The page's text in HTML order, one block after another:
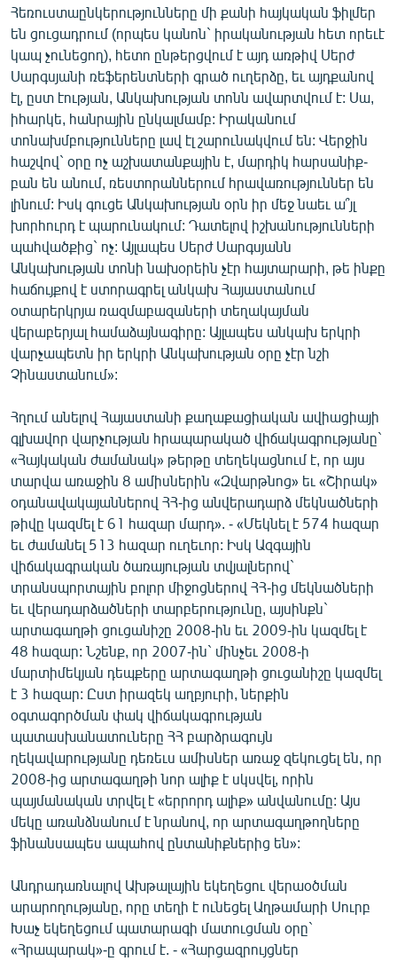
«Ազատության» բոլոր կայքերը
Հեռուստաընկերությունները մի քանի հայկական ֆիլմեր
են ցուցադրում (որպես կանոն` իրականության հետ որեւէ
կապ չունեցող), հետո ընթերցվում է այդ առթիվ Սերժ
Սարգսյանի ռեֆերենտների գրած ուղերձը, եւ այդքանով
էլ, ըստ էության, Անկախության տոնն ավարտվում է: Սա,
իհարկե, հանրային ընկալմամբ: Իրականում
տոնախմբությունները լավ էլ շարունակվում են: Վերջին
հաշվով` օրը ոչ աշխատանքային է, մարդիկ հարսանիք-
բան են անում, ռեստորաններում հրավառություններ են
լինում: Իսկ գուցե Անկախության օրն իր մեջ նաեւ ա՞յլ
խորհուրդ է պարունակում: Դատելով իշխանությունների
պահվածքից` ոչ: Այլապես Սերժ Սարգսյանն
Անկախության տոնի նախօրեին չէր հայտարարի, թե ինքը
հաճույքով է ստորագրել անկախ Հայաստանում
օտարերկրյա ռազմաբազաների տեղակայման
վերաբերյալ համաձայնագիրը: Այլապես անկախ երկրի
վարչապետն իր երկրի Անկախության օրը չէր նշի
Չինաստանում»:
Հղում անելով Հայաստանի քաղաքացիական ավիացիայի
գլխավոր վարչության հրապարակած վիճակագրությանը`
«Հայկական ժամանակ» թերթը տեղեկացնում է, որ այս
տարվա առաջին 8 ամիսներին «Զվարթնոց» եւ «Շիրակ»
օդանավակայաններով ՀՀ-ից անվերադարձ մեկնածների
թիվը կազմել է 61 հազար մարդ». - «Մեկնել է 574 հազար
եւ ժամանել 513 հազար ուղեւոր: Իսկ Ազգային
վիճակագրական ծառայության տվյալներով`
տրանսպորտային բոլոր միջոցներով ՀՀ-ից մեկնածների
եւ վերադարձածների տարբերությունը, այսինքն`
արտագաղթի ցուցանիշը 2008-ին եւ 2009-ին կազմել է
48 հազար: Նշենք, որ 2007-ին` մինչեւ 2008-ի
մարտիմեկյան դեպքերը արտագաղթի ցուցանիշը կազմել
է 3 հազար: Ըստ իրազեկ աղբյուրի, ներքին
օգտագործման փակ վիճակագրության
պատասխանատուները ՀՀ բարձրագույն
ղեկավարությանը դեռեւս ամիսներ առաջ զեկուցել են, որ
2008-ից արտագաղթի նոր ալիք է սկսվել, որին
պայմանական տրվել է «երրորդ ալիք» անվանումը: Այս
մեկը առանձնանում է նրանով, որ արտագաղթողները
ֆինանսապես ապահով ընտանիքներից են»:
Անդրադառնալով Ախթալային եկեղեցու վերաօծման
արարողությանը, որը տեղի է ունեցել Աղթամարի Սուրբ
Խաչ եկեղեցում պատարագի մատուցման օրը`
«Հրապարակ»-ը գրում է. - «Հարցազրույցներ